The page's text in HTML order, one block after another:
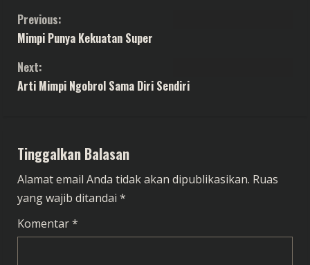
C
o
n
i
n
u
e
Previous:
Mimpi Punya Kekuatan Super
Next:
Arti Mimpi Ngobrol Sama Diri Sendiri
Tinggalkan Balasan
Alamat email Anda tidak akan dipublikasikan. Ruas
yang wajib ditandai *
Komentar*